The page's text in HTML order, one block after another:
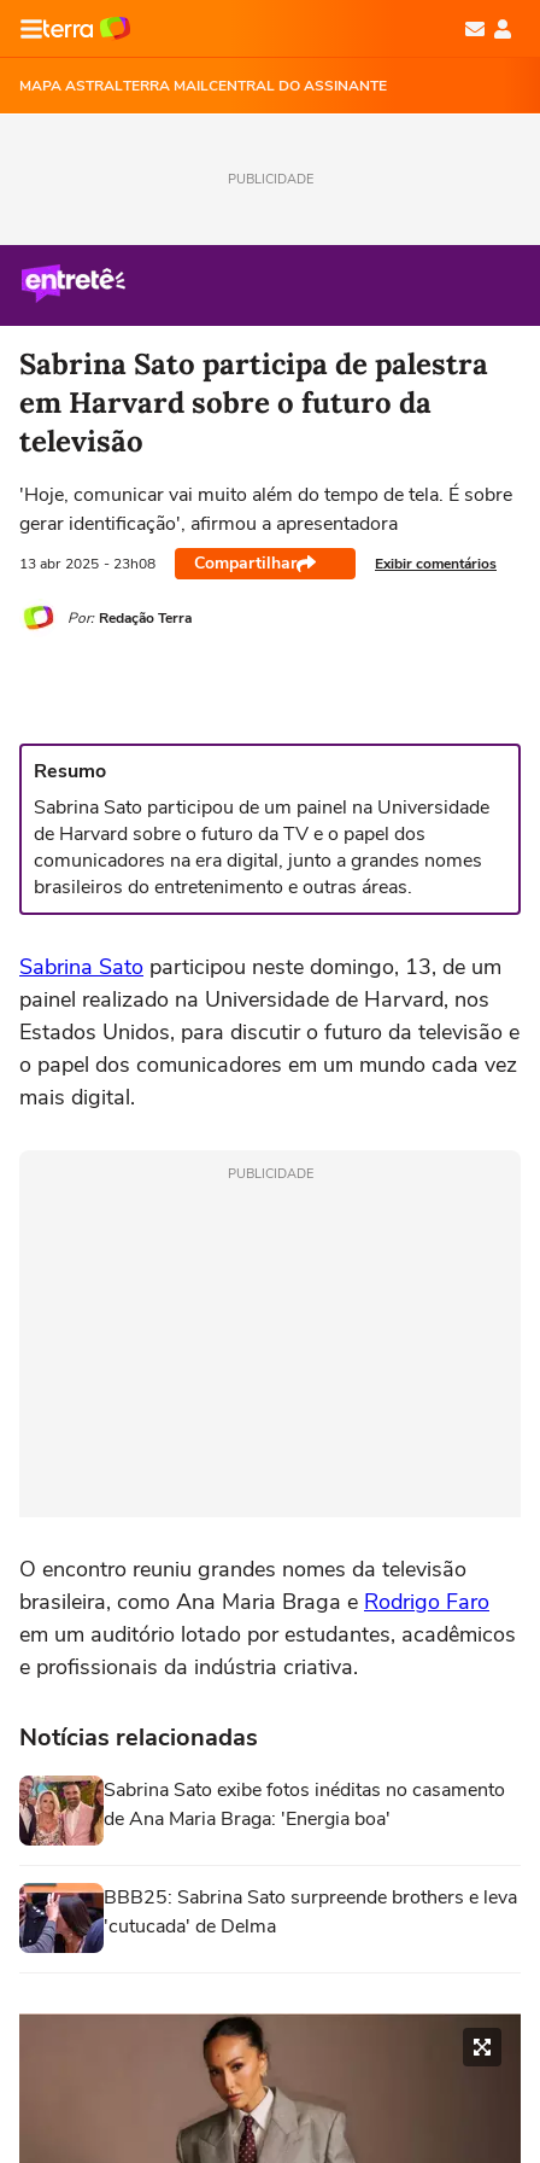
MAPA ASTRALTERRA MAILCENTRAL DO ASSINANTE
PUBLICIDADE
Sabrina Sato participa de palestra
em Harvard sobre o futuro da
televisão
'Hoje, comunicar vai muito além do tempo de tela. É sobre
gerar identificação', afirmou a apresentadora
13 abr 2025 - 23h08 Compartilhar Exibir comentários
Por: Redação Terra
Resumo
Sabrina Sato participou de um painel na Universidade
de Harvard sobre o futuro da TV e o papel dos
comunicadores na era digital, junto a grandes nomes
brasileiros do entretenimento e outras áreas.
Sabrina Sato participou neste domingo, 13, de um
painel realizado na Universidade de Harvard, nos
Estados Unidos, para discutir o futuro da televisão e
o papel dos comunicadores em um mundo cada vez
mais digital.
PUBLICIDADE
O encontro reuniu grandes nomes da televisão
brasileira, como Ana Maria Braga e Rodrigo Faro
em um auditório lotado por estudantes, acadêmicos
e profissionais da indústria criativa.
Notícias relacionadas
Sabrina Sato exibe fotos inéditas no casamento
de Ana Maria Braga: 'Energia boa'
BBB25: Sabrina Sato surpreende brothers e leva
'cutucada' de Delma